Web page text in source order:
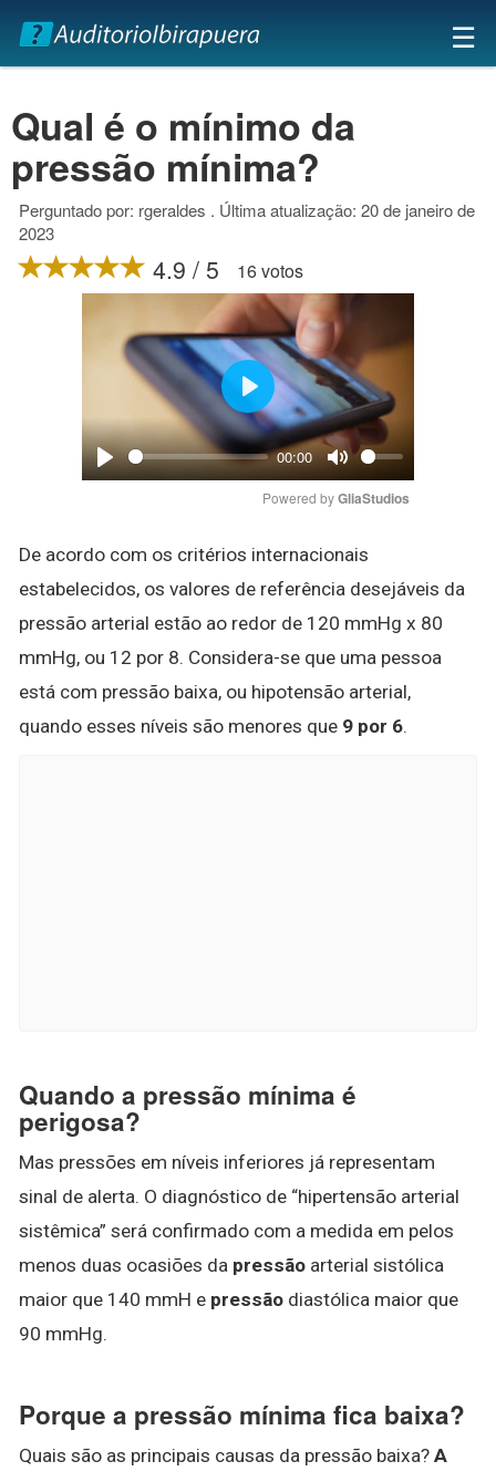
×
☰
Qual é o mínimo da
pressão mínima?
Perguntado por: rgeraldes . Última atualização: 20 de janeiro de
2023
4.9 / 5 16 votos
Play
00:00
Mute
Play
Powered by GliaStudios
De acordo com os critérios internacionais
estabelecidos, os valores de referência desejáveis da
pressão arterial estão ao redor de 120 mmHg x 80
mmHg, ou 12 por 8. Considera-se que uma pessoa
está com pressão baixa, ou hipotensão arterial,
quando esses níveis são menores que 9 por 6.
Quando a pressão mínima é
perigosa?
Mas pressões em níveis inferiores já representam
sinal de alerta. O diagnóstico de “hipertensão arterial
sistêmica” será confirmado com a medida em pelos
menos duas ocasiões da pressão arterial sistólica
maior que 140 mmH e pressão diastólica maior que
90 mmHg.
Porque a pressão mínima fica baixa?
Quais são as principais causas da pressão baixa? A